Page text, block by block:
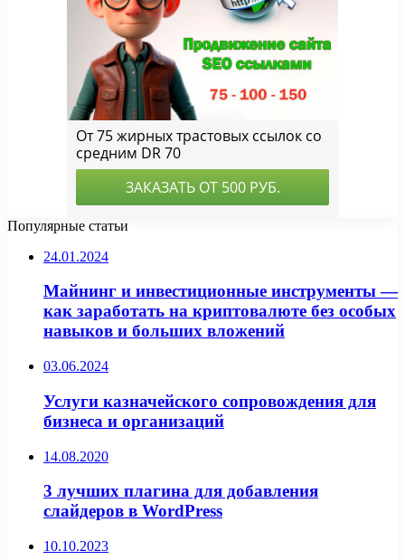
Популярные статьи
24.01.2024
Майнинг и инвестиционные инструменты —
как заработать на криптовалюте без особых
навыков и больших вложений
03.06.2024
Услуги казначейского сопровождения для
бизнеса и организаций
14.08.2020
3 лучших плагина для добавления
слайдеров в WordPress
10.10.2023